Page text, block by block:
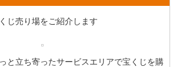
じ売り場をご紹介します
と立ち寄ったサービスエリアで宝くじを購